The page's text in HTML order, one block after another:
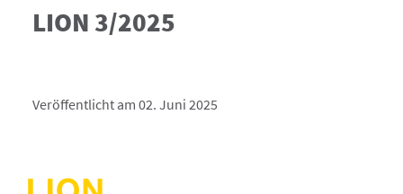
LION 3/2025
Veröffentlicht am 02. Juni 2025